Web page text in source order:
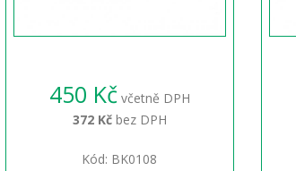
450 Kč včetně DPH
372 Kčbez DPH
Kód: BK0108